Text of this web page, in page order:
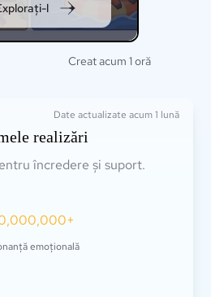
l
Creat acum 1 oră
Date actualizate acum 1 lună
realizări
încredere și suport.
emoțională